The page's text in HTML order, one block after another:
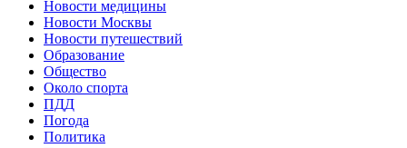
Новости медицины
Новости Москвы
Новости путешествий
Образование
Общество
Около спорта
ПДД
Погода
Политика